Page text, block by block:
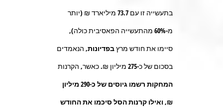
בתעשייה זו עם 73.7 מיליארד ₪ (יותר
מ-60% מהתעשייה הפאסיבית כולה),
סיימו את חודש מרץבפדיונות, הנאמדים
בסכום של כ-275 מיליון ₪. כאשר, הקרנות
המחקות רשמו גיוסים של כ-290 מיליון
₪, ואילו קרנות הסל סיכמו את החודש